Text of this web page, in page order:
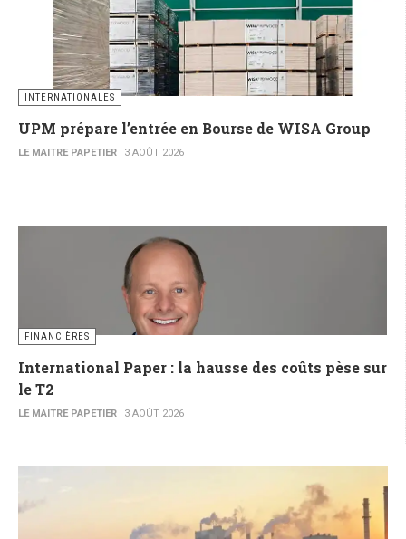
INTERNATIONALES
UPM prépare l’entrée en Bourse de WISA Group
LE MAITRE PAPETIER 3 AOÛT 2026
FINANCIÈRES
International Paper : la hausse des coûts pèse sur
le T2
LE MAITRE PAPETIER 3 AOÛT 2026